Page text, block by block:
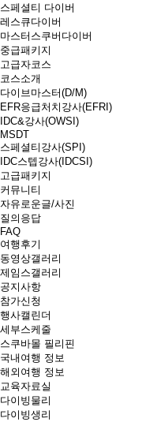
스페셜티 다이버
레스큐다이버
마스터스쿠버다이버
중급패키지
고급자코스
코스소개
다이브마스터(D/M)
EFR응급처치강사(EFRI)
IDC&강사(OWSI)
MSDT
스페셜티강사(SPI)
IDC스텝강사(IDCSI)
고급패키지
커뮤니티
자유로운글/사진
질의응답
FAQ
여행후기
동영상갤러리
제임스갤러리
공지사항
참가신청
행사캘린더
세부스케줄
스쿠바몰 필리핀
국내여행 정보
해외여행 정보
교육자료실
다이빙물리
다이빙생리